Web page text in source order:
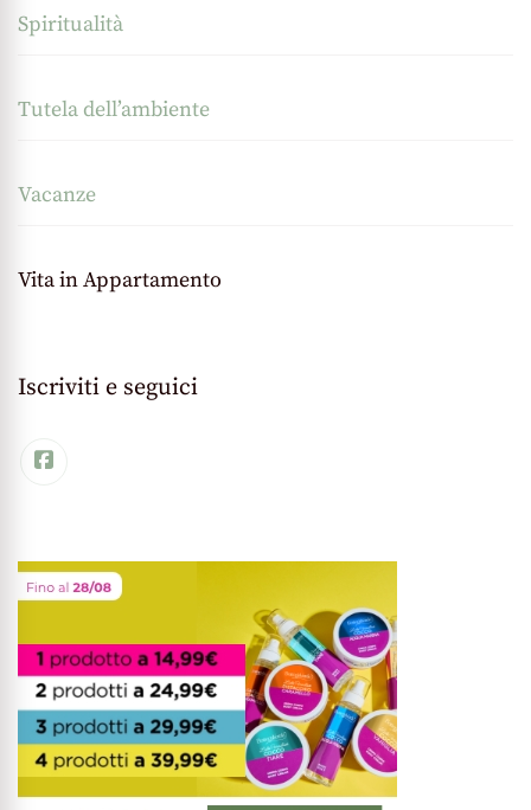
Spiritualità
Tutela dell’ambiente
Vacanze
Vita in Appartamento
Iscriviti e seguici